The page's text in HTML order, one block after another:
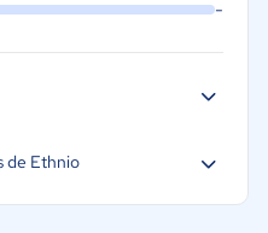
-
de Ethnio